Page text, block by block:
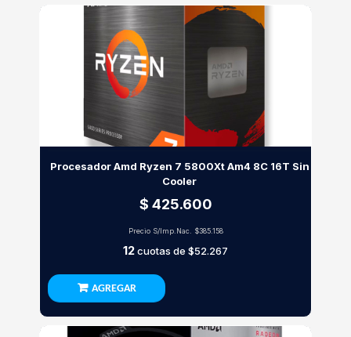
Procesador Amd Ryzen 7 5800Xt Am4 8C 16T Sin
Cooler
$ 425.600
Precio S/Imp.Nac. $385.158
12cuotas de $52.267
AGREGAR